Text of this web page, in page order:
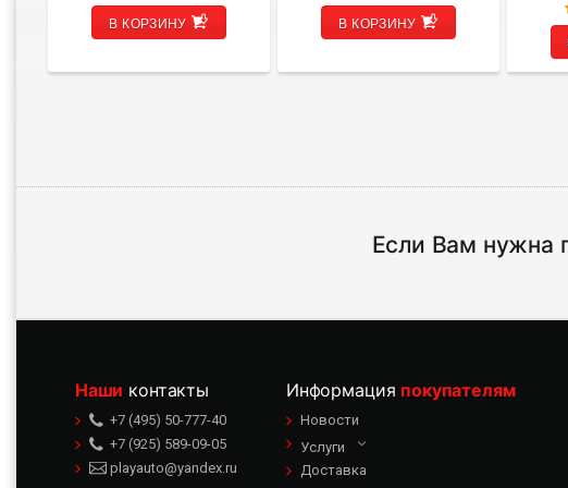
В КОРЗИНУ В КОРЗИНУ
Если Вам нужна
Наши контакты
+7 (495) 50-777-40
+7 (925) 589-09-05
playauto@yandex.ru
Информация покупателям
Новости
Услуги
Доставка